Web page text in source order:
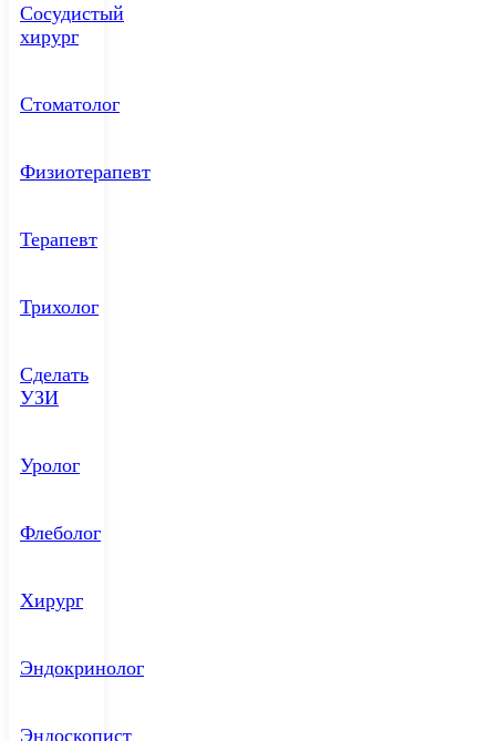
Сосудистый
хирург
Стоматолог
Физиотерапевт
Терапевт
Трихолог
Сделать
УЗИ
Уролог
Флеболог
Хирург
Эндокринолог
Эндоскопист